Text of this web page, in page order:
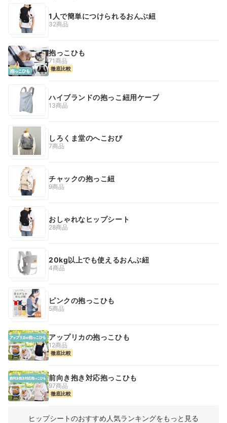
1人で簡単につけられるおんぶ紐
32商品
抱っこひも
71商品
徹底比較
ハイブランドの抱っこ紐用ケープ
13商品
しろくま堂のへこおび
7商品
チャックの抱っこ紐
9商品
おしゃれなヒップシート
28商品
20kg以上でも使えるおんぶ紐
4商品
ピンクの抱っこひも
5商品
アップリカの抱っこひも
12商品
徹底比較
前向き抱き対応抱っこひも
97商品
徹底比較
ヒップシートのおすすめ人気ランキングをもっと見る